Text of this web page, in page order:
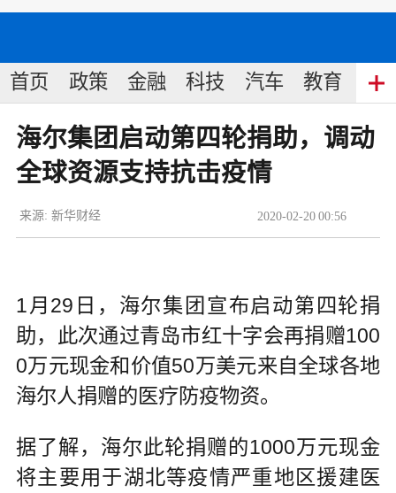
首页 政策 金融 科技 汽车 教育 食
海尔集团启动第四轮捐助，调动
全球资源支持抗击疫情
2020-02-20 00:56
来源: 新华财经
1月29日，海尔集团宣布启动第四轮捐
助，此次通过青岛市红十字会再捐赠100
0万元现金和价值50万美元来自全球各地
海尔人捐赠的医疗防疫物资。
据了解，海尔此轮捐赠的1000万元现金
将主要用于湖北等疫情严重地区援建医